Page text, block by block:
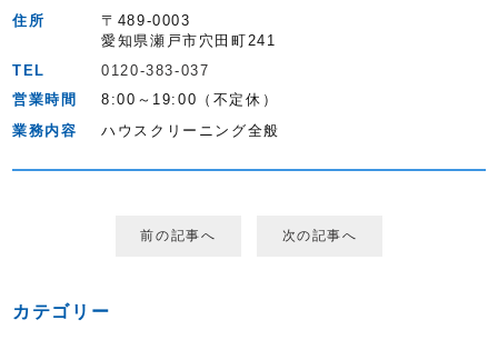
住所
〒489-0003
愛知県瀬戸市穴田町241
TEL
0120-383-037
営業時間
8:00～19:00（不定休）
業務内容
ハウスクリーニング全般
前の記事へ 次の記事へ
カテゴリー